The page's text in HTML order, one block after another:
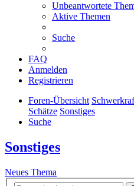
Unbeantwortete
Aktive Themen
Suche
FAQ
Anmelden
Registrieren
Foren-Übersicht
Schätze Sonstiges
Suche
Sonstiges
Neues Thema